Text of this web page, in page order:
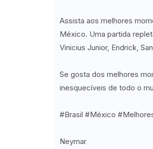
Assista aos melhores
México. Uma partida
Vinicius Junior, Endrick,
Se gosta dos melhores
inesquecíveis de todo o
#Brasil #México
Neymar